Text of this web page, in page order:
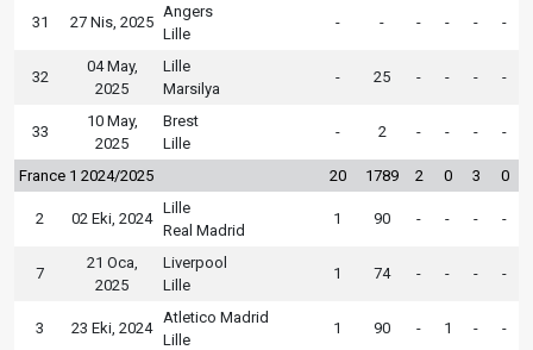
31 27 Nis, 2025
Angers
Lille
- - - - - -
32
04 May,
2025
Lille
Marsilya
- 25 - - - -
33
10 May,
2025
Brest
Lille
- 2 - - - -
France 1 2024/2025 20 1789 2 0 3 0
2 02 Eki, 2024
Lille
Real Madrid
1 90 - - - -
7
21 Oca,
2025
Liverpool
Lille
1 74 - - - -
3 23 Eki, 2024
Atletico Madrid
Lille
1 90 - 1 - -